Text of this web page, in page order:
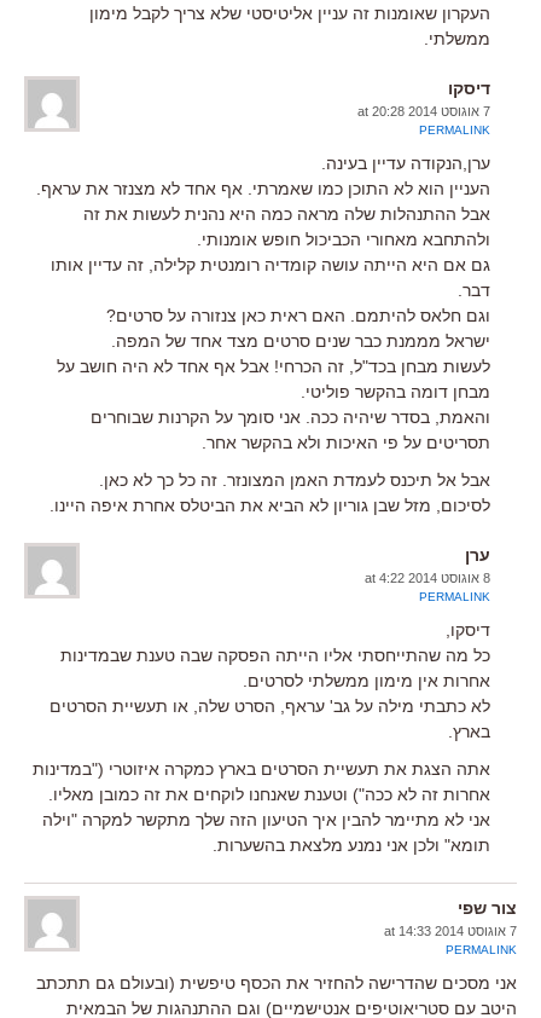
העקרון שאומנות זה עניין אליטיסטי שלא צריך לקבל מימון
ממשלתי.
דיסקו
7 אוגוסט 2014 at 20:28
PERMALINK
ערן,הנקודה עדיין בעינה.
העניין הוא לא התוכן כמו שאמרתי. אף אחד לא מצנזר את עראף.
אבל ההתנהלות שלה מראה כמה היא נהנית לעשות את זה
ולהתחבא מאחורי הכביכול חופש אומנותי.
גם אם היא הייתה עושה קומדיה רומנטית קלילה, זה עדיין אותו
דבר.
וגם חלאס להיתמם. האם ראית כאן צנזורה על סרטים?
ישראל מממנת כבר שנים סרטים מצד אחד של המפה.
לעשות מבחן בכד"ל, זה הכרחי! אבל אף אחד לא היה חושב על
מבחן דומה בהקשר פוליטי.
והאמת, בסדר שיהיה ככה. אני סומך על הקרנות שבוחרים
תסריטים על פי האיכות ולא בהקשר אחר.
אבל אל תיכנס לעמדת האמן המצונזר. זה כל כך לא כאן.
לסיכום, מזל שבן גוריון לא הביא את הביטלס אחרת איפה היינו.
ערן
8 אוגוסט 2014 at 4:22
PERMALINK
דיסקו,
כל מה שהתייחסתי אליו הייתה הפסקה שבה טענת שבמדינות
אחרות אין מימון ממשלתי לסרטים.
לא כתבתי מילה על גב' עראף, הסרט שלה, או תעשיית הסרטים
בארץ.
אתה הצגת את תעשיית הסרטים בארץ כמקרה איזוטרי ("במדינות
אחרות זה לא ככה") וטענת שאנחנו לוקחים את זה כמובן מאליו.
אני לא מתיימר להבין איך הטיעון הזה שלך מתקשר למקרה "וילה
תומא" ולכן אני נמנע מלצאת בהשערות.
צור שפי
7 אוגוסט 2014 at 14:33
PERMALINK
אני מסכים שהדרישה להחזיר את הכסף טיפשית (ובעולם גם תתכתב
היטב עם סטריאוטיפים אנטישמיים) וגם ההתנהגות של הבמאית